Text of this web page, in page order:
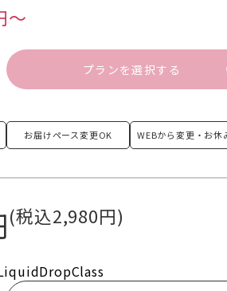
〜
プランを選択する
お届けペース変更OK WEBから変更・ お休
(税込2,980円)